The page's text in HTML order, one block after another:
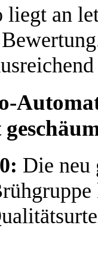
liegt an
Die neu